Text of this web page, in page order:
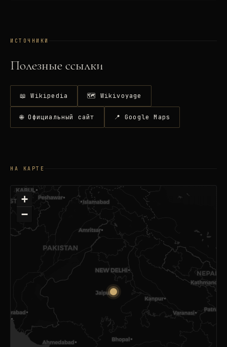
ИСТОЧНИКИ
Полезные ссылки
📖 Wikipedia 🗺 Wikivoyage
🌐 Официальный сайт 📍 Google Maps
НА КАРТЕ
+
−